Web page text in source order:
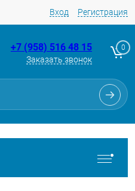
Вход Регистрация
+7 (958) 516 48 15
Заказать звонок
0